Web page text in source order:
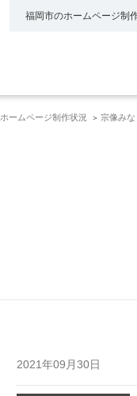
福岡市のホームページ制
ホームページ制作状況 宗像み
2021年09月30日